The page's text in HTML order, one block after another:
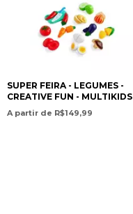
SUPER FEIRA - LEGUMES -
CREATIVE FUN - MULTIKIDS
A partir de R$149,99